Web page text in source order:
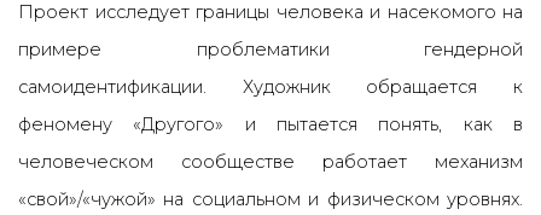
Проект исследует границы человека и насекомого на
примере проблематики гендерной
самоидентификации. Художник обращается к
феномену «Другого» и пытается понять, как в
человеческом сообществе работает механизм
«свой»/«чужой» на социальном и физическом уровнях.